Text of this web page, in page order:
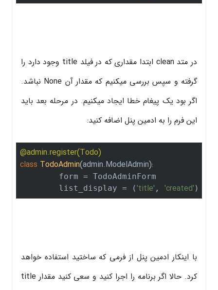
در متد clean ابتدا مقداری که در فیلد title وجود دارد را
گرفته و سپس بررسی میکنیم که مقدار آن None نباشد.
اگر بود یک پیغام خطا ایجاد میکنیم. در مرحله بعد باید
این فرم را به ادمین پنل اضافه کنید:
@admin.register(Todo)
class TodoAdmin(admin.ModelAdmin):
	list_display = (
'title' , 'created' )
با اینکار ادمین پنل از فرمی که ساختید استفاده خواهد
کرد. حالا اگر برنامه را اجرا کنید و سعی کنید مقدار title